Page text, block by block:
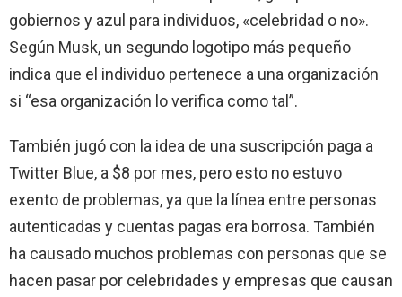
gobiernos y azul para individuos, «celebridad o no».
Según Musk, un segundo logotipo más pequeño
indica que el individuo pertenece a una organización
si “esa organización lo verifica como tal”.
También jugó con la idea de una suscripción paga a
Twitter Blue, a $8 por mes, pero esto no estuvo
exento de problemas, ya que la línea entre personas
autenticadas y cuentas pagas era borrosa. También
ha causado muchos problemas con personas que se
hacen pasar por celebridades y empresas que causan